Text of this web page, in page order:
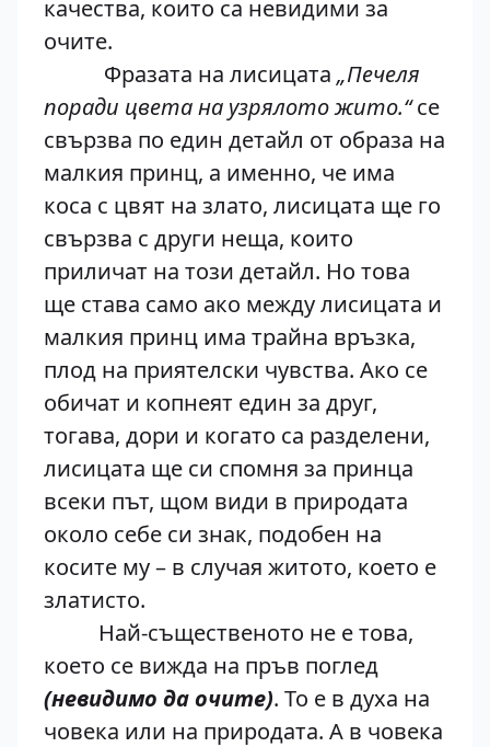
качества, които са невидими за
очите.
Фразата на лисицата „Печеля
поради цвета на узрялото жито.“се
свързва по един детайл от образа на
малкия принц, а именно, че има
коса с цвят на злато, лисицата ще го
свързва с други неща, които
приличат на този детайл. Но това
ще става само ако между лисицата и
малкия принц има трайна връзка,
плод на приятелски чувства. Ако се
обичат и копнеят един за друг,
тогава, дори и когато са разделени,
лисицата ще си спомня за принца
всеки път, щом види в природата
около себе си знак, подобен на
косите му – в случая житото, което е
златисто.
Най-същественото не е това,
което се вижда на пръв поглед
(невидимо да очите). То е в духа на
човека или на природата. А в човека